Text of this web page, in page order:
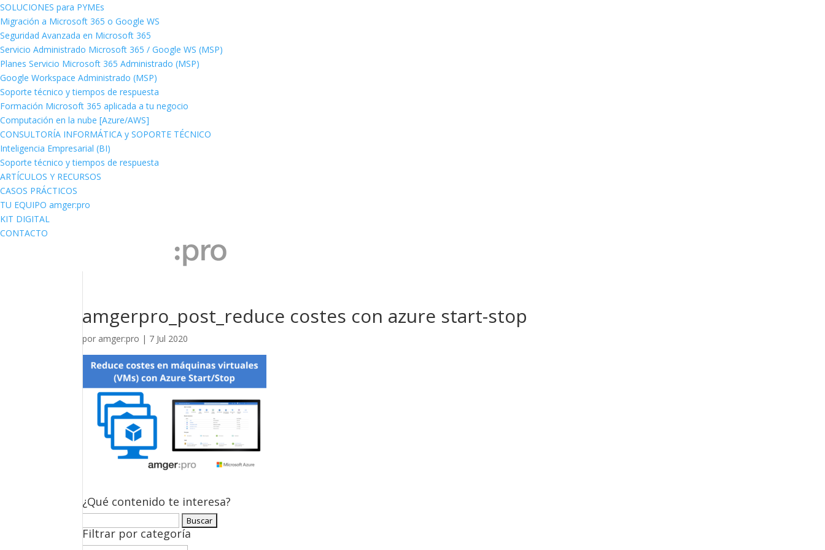
SOLUCIONES para PYMEs
Migración a Microsoft 365 o Google WS
Seguridad Avanzada en Microsoft 365
Servicio Administrado Microsoft 365 / Google WS (MSP)
Planes Servicio Microsoft 365 Administrado (MSP)
Google Workspace Administrado (MSP)
Soporte técnico y tiempos de respuesta
Formación Microsoft 365 aplicada a tu negocio
Computación en la nube [Azure/AWS]
CONSULTORÍA INFORMÁTICA y SOPORTE TÉCNICO
Inteligencia Empresarial (BI)
Soporte técnico y tiempos de respuesta
ARTÍCULOS Y RECURSOS
CASOS PRÁCTICOS
TU EQUIPO amger:pro
KIT DIGITAL
CONTACTO
amgerpro_post_reduce costes con azure start-stop
por amger:pro | 7 Jul 2020
¿Qué contenido te interesa?
Filtrar por categoría